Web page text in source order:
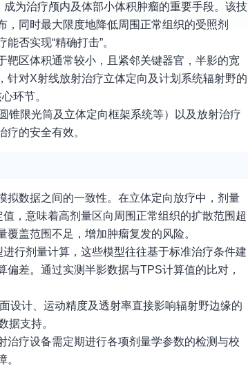
为治疗颅内及体部小体积肿瘤的重要手段。该技
同时最大限度地降低周围正常组织的受照剂
否实现“精确打击”。
靶区体积通常较小，且紧邻关键器官，半影的宽
对X射线放射治疗立体定向及计划系统辐射野的
环节。
锥限光筒及立体定向框架系统等）以及放射治疗
的安全有效。
拟数据之间的一致性。在立体定向放疗中，剂量
，意味着高剂量区向周围正常组织的扩散范围超
盖范围不足，增加肿瘤复发的风险。
行剂量计算，这些模型往往基于标准治疗条件建
差。通过实测半影数据与TPS计算值的比对，
设计、运动精度及透射率直接影响辐射野边缘的
据支持。
疗设备需定期进行各项剂量学参数的检测与校